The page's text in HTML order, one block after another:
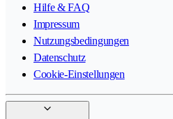
Hilfe & FAQ
Impressum
Nutzungsbedingungen
Datenschutz
Cookie-Einstellungen